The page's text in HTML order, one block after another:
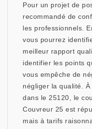
Pour un projet de
recommandé de
les professionnels.
vous pourrez
meilleur rapport
identifier les points
vous empêche de
négliger la qualité.
dans le 25120, le
Couvreur 25 est
mais à tarifs